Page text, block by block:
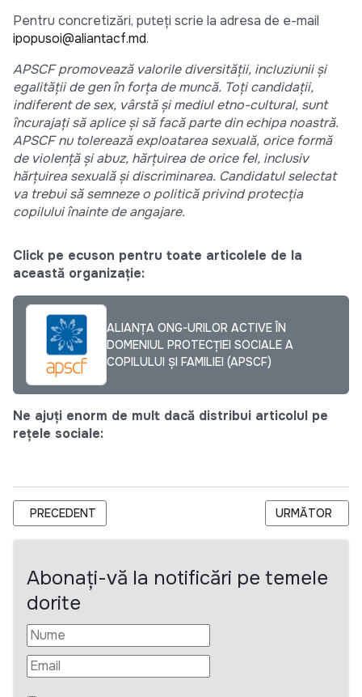
Pentru concretizări, puteți scrie la adresa de e-mail
ipopusoi@aliantacf.md.
APSCF promovează valorile diversității, incluziunii și
egalității de gen în forța de muncă. Toți candidații,
indiferent de sex, vârstă și mediul etno-cultural, sunt
încurajați să aplice și să facă parte din echipa noastră.
APSCF nu tolerează exploatarea sexuală, orice formă
de violență și abuz, hărțuirea de orice fel, inclusiv
hărțuirea sexuală și discriminarea. Candidatul selectat
va trebui să semneze o politică privind protecția
copilului înainte de angajare.
Click pe ecuson pentru toate articolele de la
această organizație:
ALIANȚA ONG-URILOR ACTIVE ÎN
DOMENIUL PROTECȚIEI SOCIALE A
COPILULUI ȘI FAMILIEI (APSCF)
Ne ajuți enorm de mult dacă distribui articolul pe
rețele sociale:
ARTICOL PRECEDENT: WEWORLD MOLDOVA ANGAJEAZĂ
PRECEDENT ARTICOLUL
URMĂTOR
Abonați-vă la notificări pe temele
dorite